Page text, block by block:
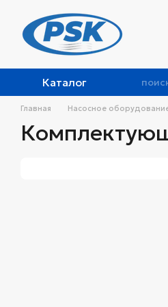
Каталог
Главная Насосное